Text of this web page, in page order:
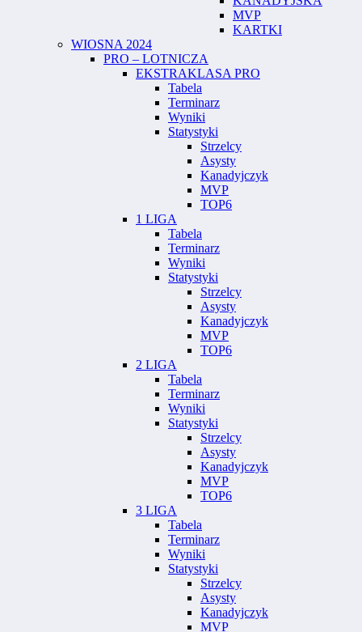
MVP
KARTKI
WIOSNA 2024
PRO – LOTNICZA
EKSTRAKLASA PRO
Tabela
Terminarz
Wyniki
Statystyki
Strzelcy
Asysty
Kanadyjczyk
MVP
TOP6
1 LIGA
Tabela
Terminarz
Wyniki
Statystyki
Strzelcy
Asysty
Kanadyjczyk
MVP
TOP6
2 LIGA
Tabela
Terminarz
Wyniki
Statystyki
Strzelcy
Asysty
Kanadyjczyk
MVP
TOP6
3 LIGA
Tabela
Terminarz
Wyniki
Statystyki
Strzelcy
Asysty
Kanadyjczyk
MVP